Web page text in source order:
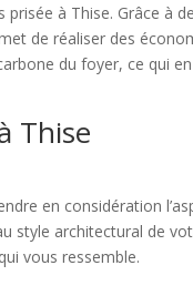
à Thise. Grâce à
de réaliser des
du foyer, ce qui
Thise
en considération
style architectural de
vous ressemble.